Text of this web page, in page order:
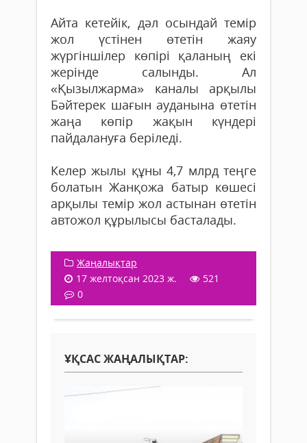
Айта кетейік, дәл осындай темір
жол үстінен өтетін жаяу
жүргіншілер көпірі қаланың екі
жерінде салынды. Ал
«Қызылжарма» каналы арқылы
Бәйтерек шағын ауданына өтетін
жаңа көпір жақын күндері
пайдалануға беріледі.
Келер жылы құны 4,7 млрд теңге
болатын Жанқожа батыр көшесі
арқылы темір жол астынан өтетін
автожол құрылысы басталады.
Жаңалықтар
17 желтоқсан 2023 ж.
521
0
ҰҚСАС ЖАҢАЛЫҚТАР: